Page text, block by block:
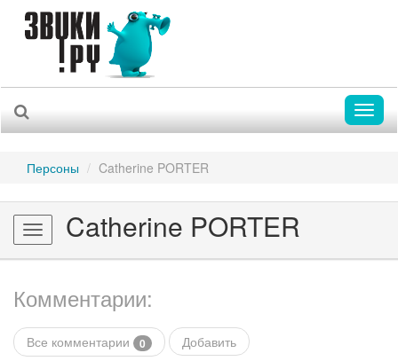
Персоны Catherine PORTER
Toggle
navigation
Catherine PORTER
Комментарии:
Все комментарии 0 Добавить